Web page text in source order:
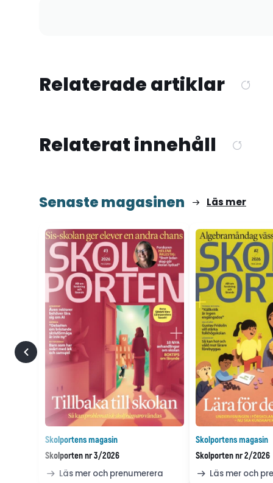
Relaterade artiklar
Relaterat innehåll
Senaste magasinen Läs mer
Skolportens magasin
Skolporten nr 3/2026
Läs mer och prenumerera
Skolportens magasin
Skolporten nr 2/2026
Läs mer och